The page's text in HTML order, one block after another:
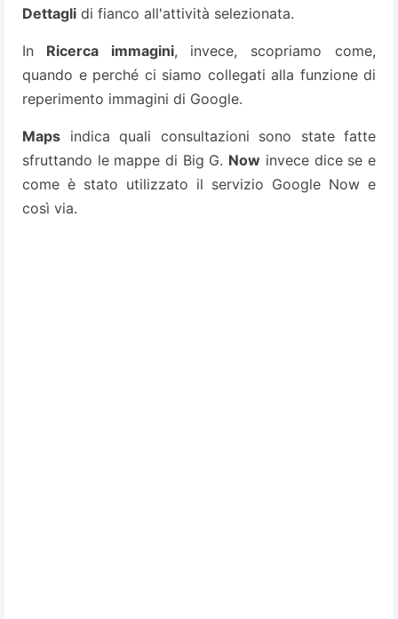
Dettagli di fianco all'attività selezionata.
In Ricerca immagini, invece, scopriamo come,
quando e perché ci siamo collegati alla funzione di
reperimento immagini di Google.
Maps indica quali consultazioni sono state fatte
sfruttando le mappe di Big G. Now invece dice se e
come è stato utilizzato il servizio Google Now e
così via.